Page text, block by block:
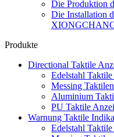
Die Produktion
Die Installation
Produkte
Directional Taktile
Edelstahl
Messing
Aluminium
PU Taktile
Warnung Taktile
Edelstahl